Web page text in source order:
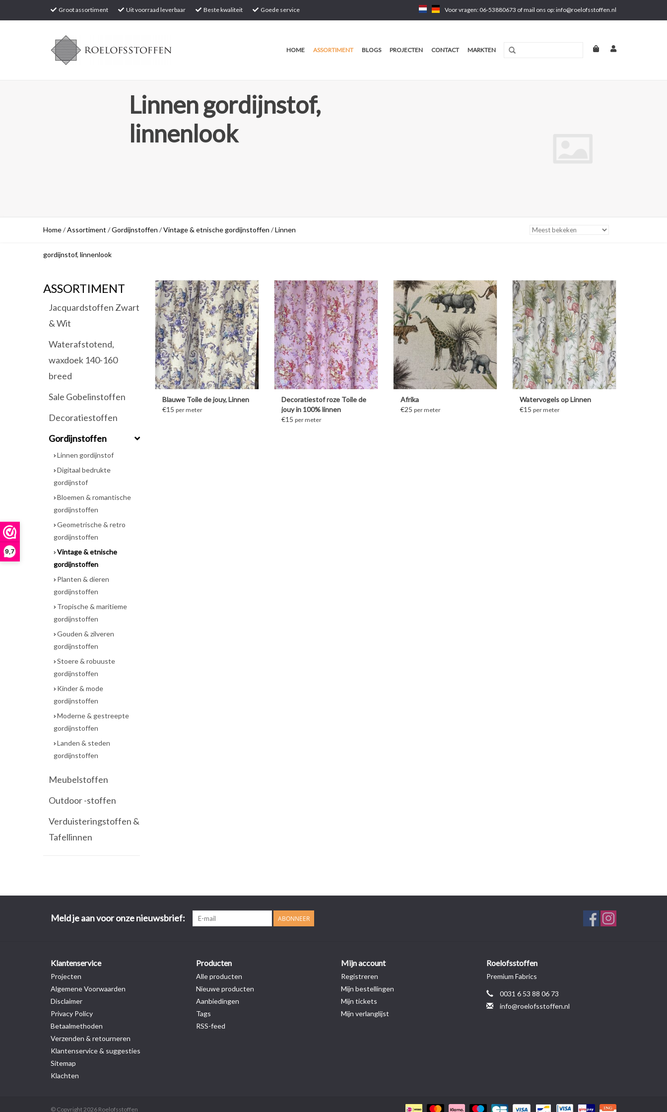
9,7
Groot assortiment Uit voorraad leverbaar Beste kwaliteit Goede service Voor vragen: 06-53880673 of mail ons op:info@roelofsstoffen.nl
HOME ASSORTIMENT BLOGS PROJECTEN CONTACT MARKTEN
Linnen gordijnstof,
linnenlook
Home/Assortiment /Gordijnstoffen /Vintage & etnische gordijnstoffen /Linnen
gordijnstof, linnenlook
ASSORTIMENT
Jacquardstoffen Zwart
& Wit
Waterafstotend,
waxdoek 140-160
breed
Sale Gobelinstoffen
Decoratiestoffen
Gordijnstoffen
Linnen gordijnstof
Digitaal bedrukte
gordijnstof
Bloemen & romantische
gordijnstoffen
Geometrische & retro
gordijnstoffen
Vintage & etnische
gordijnstoffen
Planten & dieren
gordijnstoffen
Tropische & maritieme
gordijnstoffen
Gouden & zilveren
gordijnstoffen
Stoere & robuuste
gordijnstoffen
Kinder & mode
gordijnstoffen
Moderne & gestreepte
gordijnstoffen
Landen & steden
gordijnstoffen
Meubelstoffen
Outdoor -stoffen
Verduisteringstoffen &
Tafellinnen
Blauwe Toile de jouy, Linnen
€15 per meter
MEER INFORMATIE
Decoratiestof roze Toile de
jouy in 100% linnen
€15 per meter
Afrika
€25 per meter
MEER INFORMATIE
Watervogels op Linnen
€15 per meter
Meld je aan voor onze nieuwsbrief: ABONNEER
Klantenservice
Projecten
Algemene Voorwaarden
Disclaimer
Privacy Policy
Betaalmethoden
Verzenden & retourneren
Klantenservice & suggesties
Sitemap
Klachten
Producten
Alle producten
Nieuwe producten
Aanbiedingen
Tags
RSS-feed
Mijn account
Registreren
Mijn bestellingen
Mijn tickets
Mijn verlanglijst
Roelofsstoffen
Premium Fabrics
0031 6 53 88 06 73
info@roelofsstoffen.nl
© Copyright 2026 Roelofsstoffen